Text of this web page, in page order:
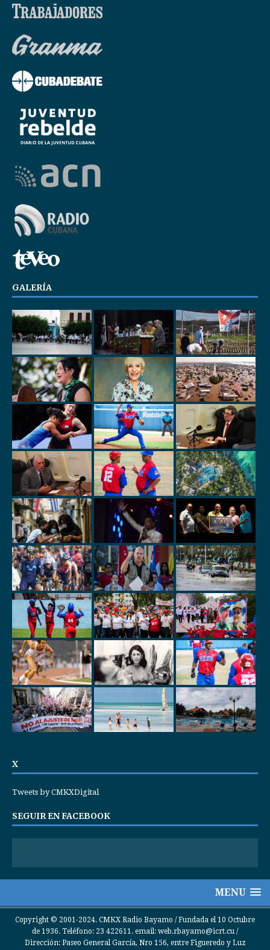
GALERÍA
X
Tweets by CMKXDigital
SEGUIR EN FACEBOOK
MENU
Copyright © 2001-2024. CMKX Radio Bayamo / Fundada el 10 Octubre
de 1936. Teléfono: 23 422611. email: web.rbayamo@icrt.cu /
Dirección: Paseo General García, Nro 156, entre Figueredo y Luz